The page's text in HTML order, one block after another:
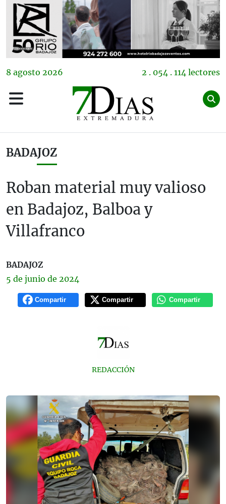
8 agosto 2026 2 . 054 . 114 lectores
BADAJOZ
Roban material muy valioso
en Badajoz, Balboa y
Villafranco
BADAJOZ
5 de junio de 2024
Compartir Compartir Compartir
REDACCIÓN